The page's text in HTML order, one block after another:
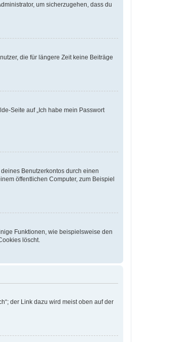
um sicherzugehen, dass du
die für längere Zeit keine Beiträge
Seite auf „Ich habe mein Passwort
Benutzerkontos durch einen
öffentlichen Computer, zum Beispiel
Funktionen, wie beispielsweise den
löscht.
der Link dazu wird meist oben auf der